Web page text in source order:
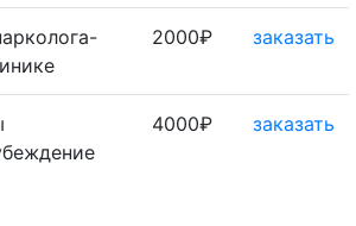
2000₽ заказать
4000₽ заказать